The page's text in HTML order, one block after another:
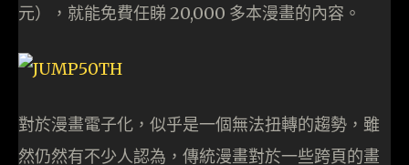
元），就能免費任睇 20,000 多本漫畫的內容。
對於漫畫電子化，似乎是一個無法扭轉的趨勢，雖
然仍然有不少人認為，傳統漫畫對於一些跨頁的畫